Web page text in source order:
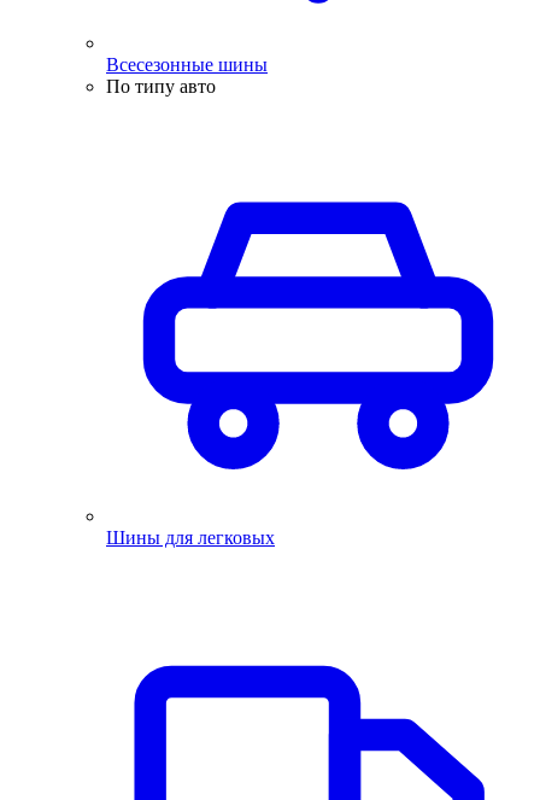
Всесезонные шины
По типу авто
Шины для легковых